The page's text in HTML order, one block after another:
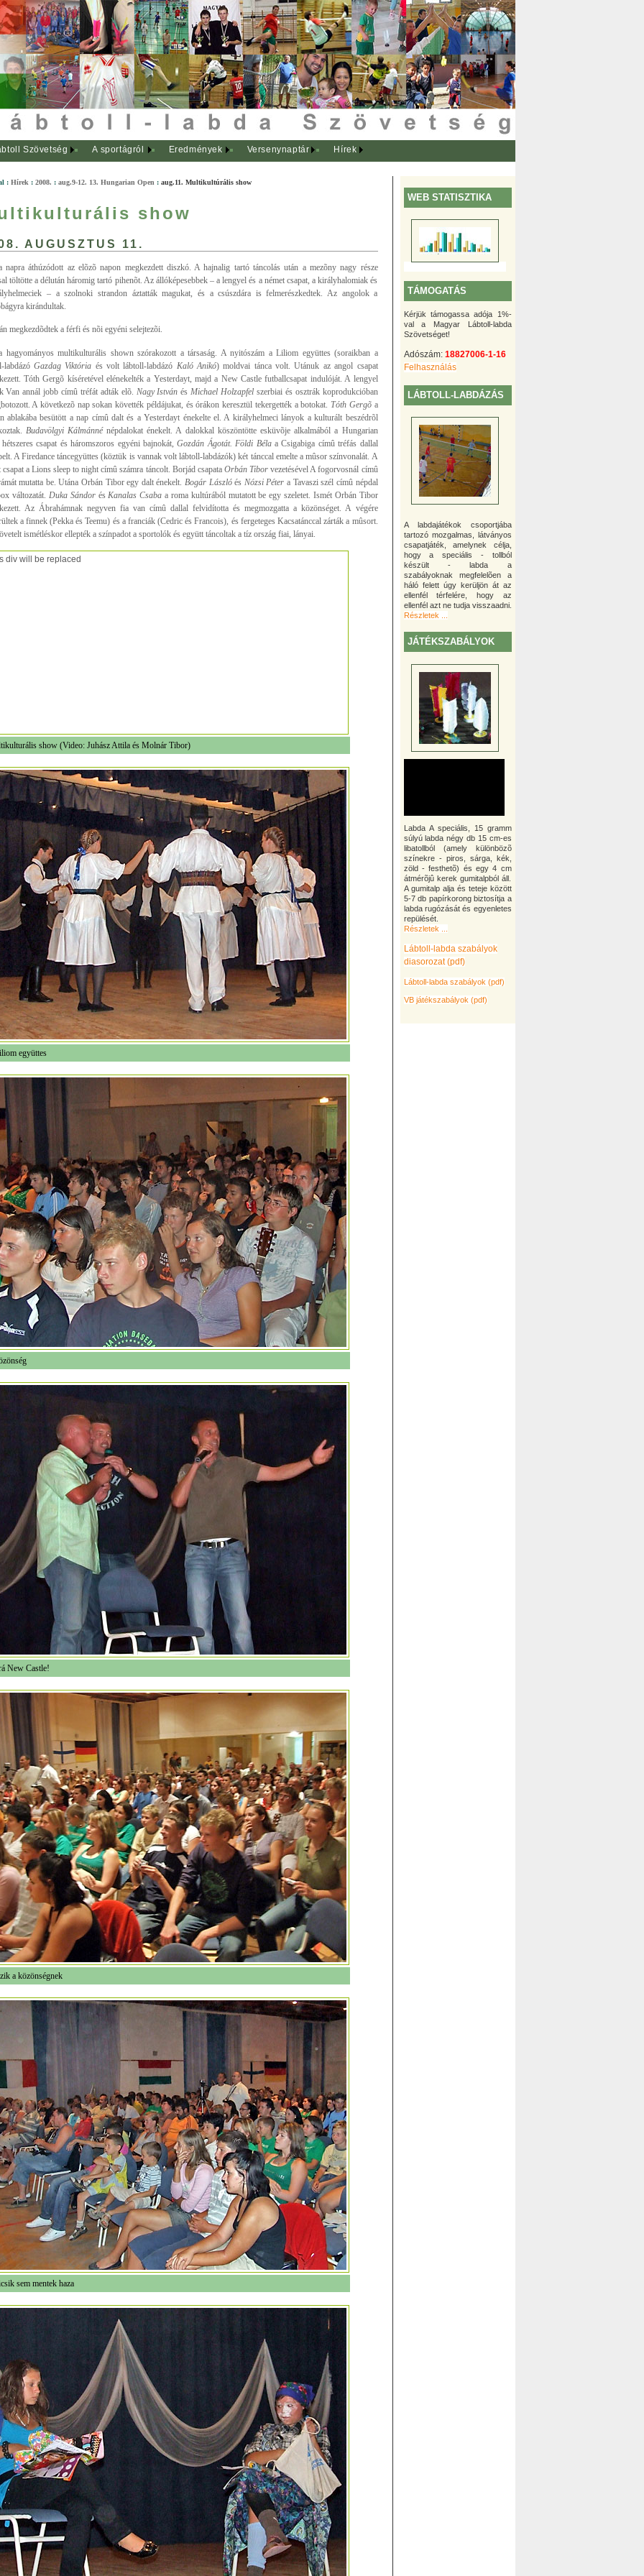
Szövetség A sportágról Eredmények Versenynaptár Hírek
WEB STATISZTIKA
TÁMOGATÁS
Kérjük támogassa adója 1%-
val a Magyar Lábtoll-labda
Szövetséget!
Adószám: 18827006-1-16
Felhasználás
LÁBTOLL-LABDÁZÁS
A labdajátékok csoportjába
tartozó mozgalmas, látványos
csapatjáték, amelynek célja,
hogy a speciális - tollból
készült - labda a
szabályoknak megfelelõen a
háló felett úgy kerüljön át az
ellenfél térfelére, hogy az
ellenfél azt ne tudja visszaadni.
Részletek ...
JÁTÉKSZABÁLYOK
Labda A speciális, 15 gramm
súlyú labda négy db 15 cm-es
libatollból (amely különbözõ
színekre - piros, sárga, kék,
zöld - festhetõ) és egy 4 cm
átmérõjû kerek gumitalpból áll.
A gumitalp alja és teteje között
5-7 db papírkorong biztosítja a
labda rugózását és egyenletes
repülését.
Részletek ...
Lábtoll-labda szabályok
diasorozat (pdf)
Lábtoll-labda szabályok (pdf)
VB játékszabályok (pdf)
: Hírek : 2008. : aug.9-12. 13. Hungarian Open : aug.11. Multikultúrális show
show
AUGUSZTUS 11.
napra áthúzódott az elõzõ napon megkezdett diszkó. A hajnalig tartó táncolás után a mezõny nagy része
töltötte a délután háromig tartó pihenõt. Az állóképesebbek – a lengyel és a német csapat, a királyhalomiak és
– a szolnoki strandon áztatták magukat, és a csúszdára is felmerészkedtek. Az angolok a
kirándultak.
megkezdõdtek a férfi és nõi egyéni selejtezõi.
hagyományos multikulturális shown szórakozott a társaság. A nyitószám a Liliom együttes (soraikban a
labdázó Gazdag Viktória és volt lábtoll-labdázó Kaló Anikó) moldvai tánca volt. Utánuk az angol csapat
Tóth Gergõ kíséretével elénekelték a Yesterdayt, majd a New Castle futballcsapat indulóját. A lengyel
Van annál jobb címû tréfát adták elõ. Nagy István ésMichael Holzapfel szerbiai és osztrák koprodukcióban
A következõ nap sokan követték példájukat, és órákon keresztül tekergették a botokat. Tóth Gergõa
ablakába besütött a nap címû dalt és a Yesterdayt énekelte el. A királyhelmeci lányok a kulturált beszédrõl
Budavölgyi Kálmánnénépdalokat énekelt. A dalokkal köszöntötte esküvõje alkalmából a Hungarian
csapat és háromszoros egyéni bajnokát,Gozdán Ágotát. Földi Bélaa Csigabiga címû tréfás dallal
A Firedance táncegyüttes (köztük is vannak volt lábtoll-labdázók) két tánccal emelte a mûsor színvonalát. A
csapat a Lions sleep to night címû számra táncolt. Borjád csapata Orbán Tibor vezetésével A fogorvosnál címû
mutatta be. Utána Orbán Tibor egy dalt énekelt. Bogár Lászlóés Nózsi Péter a Tavaszi szél címû népdal
változatát. Duka Sándor ésKanalas Csaba a roma kultúrából mutatott be egy szeletet. Ismét Orbán Tibor
Az Ábrahámnak negyven fia van címû dallal felvidította és megmozgatta a közönséget. A végére
a finnek (Pekka és Teemu) és a franciák (Cedric és Francois), és fergeteges Kacsatánccal zárták a mûsort.
ismétléskor ellepték a színpadot a sportolók és együtt táncoltak a tíz ország fiai, lányai.
div will be replaced
show (Video: Juhász Attila és Molnár Tibor)
együttes
New Castle!
a közönségnek
sem mentek haza